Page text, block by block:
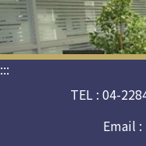
:::
TEL : 04-
Email :